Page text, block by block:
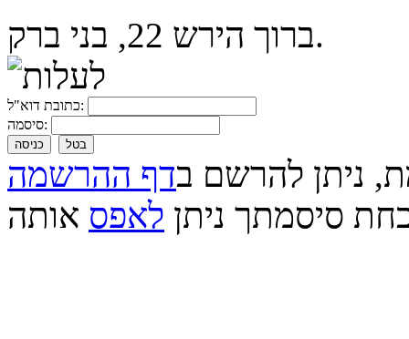
ברוך הירש 22, בני ברק.
כתובת דוא"ל:
סיסמה:
כניסה בטל
ניתן להרשם בדף ההרשמה
סיסמתך ניתן לאפס אותה